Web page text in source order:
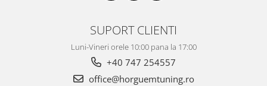
SUPORT CLIENTI
Luni-Vineri orele 10:00 pana la 17:00
+40 747 254557
office@horguemtuning.ro